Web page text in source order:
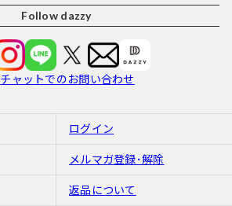
Follow dazzy
チャットでのお問い合わせ
ログイン
メルマガ登録･解除
返品について